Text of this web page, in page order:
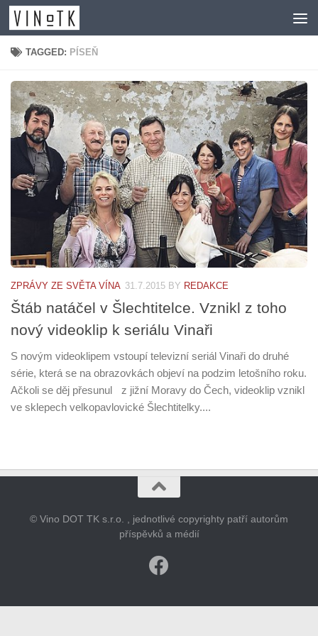
Skip to content
TAGGED: PÍSEŇ
ZPRÁVY ZE SVĚTA VÍNA 31.7.2015 BY REDAKCE
Štáb natáčel v Šlechtitelce. Vznikl z toho
nový videoklip k seriálu Vinaři
S novým videoklipem vstoupí televizní seriál Vinaři do druhé
série, která se na obrazovkách objeví na podzim letošního roku.
Ačkoli se děj přesunul z jižní Moravy do Čech, videoklip vznikl
ve sklepech velkopavlovické Šlechtitelky....
© Vino DOT TK s.r.o. , jednotlivé copyrighty patří autorům
příspěvků a médií